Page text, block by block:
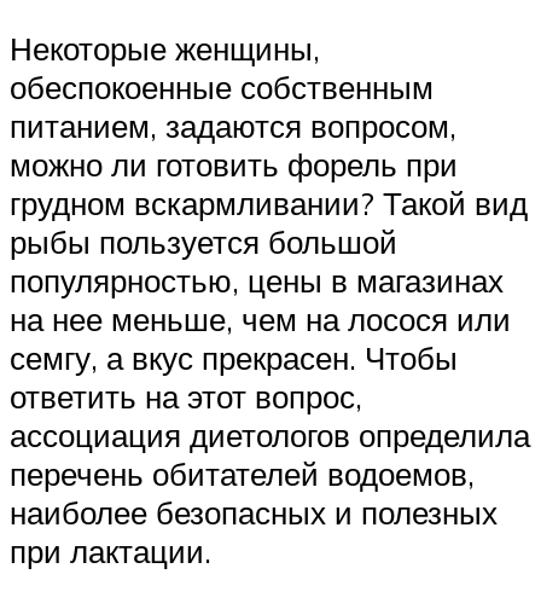
Некоторые женщины,
обеспокоенные собственным
питанием, задаются вопросом,
можно ли готовить форель при
грудном вскармливании? Такой вид
рыбы пользуется большой
популярностью, цены в магазинах
на нее меньше, чем на лосося или
семгу, а вкус прекрасен. Чтобы
ответить на этот вопрос,
ассоциация диетологов определила
перечень обитателей водоемов,
наиболее безопасных и полезных
при лактации.